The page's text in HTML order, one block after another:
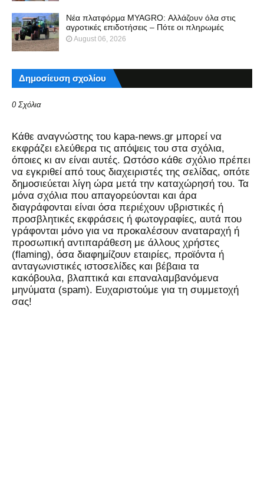
Νέα πλατφόρμα MYAGRO: Αλλάζουν όλα στις
αγροτικές επιδοτήσεις – Πότε οι πληρωμές
August 06, 2026
Δημοσίευση σχολίου
0 Σχόλια
Kάθε αναγνώστης του kapa-news.gr μπορεί να
εκφράζει ελεύθερα τις απόψεις του στα σχόλια,
όποιες κι αν είναι αυτές. Ωστόσο κάθε σχόλιο πρέπει
να εγκριθεί από τους διαχειριστές της σελίδας, οπότε
δημοσιεύεται λίγη ώρα μετά την καταχώρησή του. Τα
μόνα σχόλια που απαγορεύονται και άρα
διαγράφονται είναι όσα περιέχουν υβριστικές ή
προσβλητικές εκφράσεις ή φωτογραφίες, αυτά που
γράφονται μόνο για να προκαλέσουν αναταραχή ή
προσωπική αντιπαράθεση με άλλους χρήστες
(flaming), όσα διαφημίζουν εταιρίες, προϊόντα ή
ανταγωνιστικές ιστοσελίδες και βέβαια τα
κακόβουλα, βλαπτικά και επαναλαμβανόμενα
μηνύματα (spam). Ευχαριστούμε για τη συμμετοχή
σας!